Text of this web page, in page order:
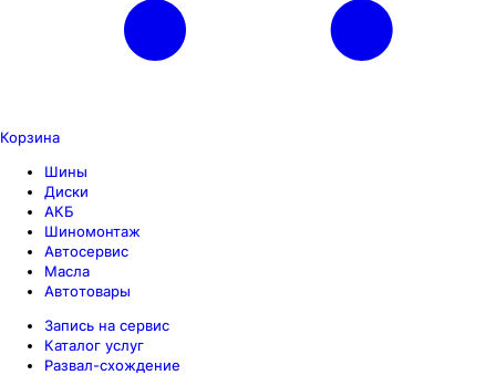
Корзина
Шины
Диски
АКБ
Шиномонтаж
Автосервис
Масла
Автотовары
Запись на сервис
Каталог услуг
Развал-схождение